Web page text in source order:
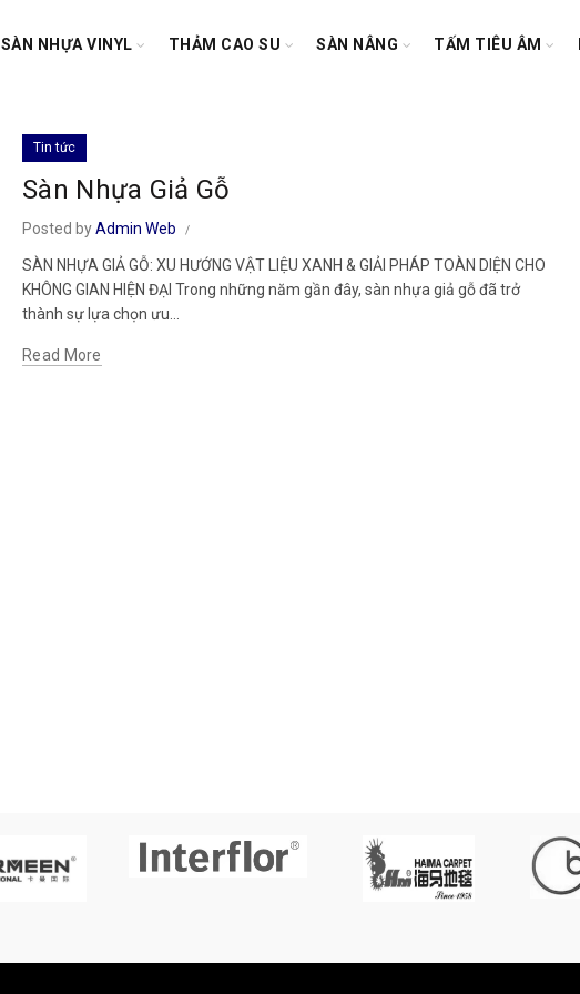
SÀN NHỰA VINYL THẢM CAO SU SÀN NÂNG TẤM TIÊU ÂM
Tin tức
Sàn Nhựa Giả Gỗ
Posted byAdmin Web
SÀN NHỰA GIẢ GỖ: XU HƯỚNG VẬT LIỆU XANH & GIẢI PHÁP TOÀN DIỆN CHO
KHÔNG GIAN HIỆN ĐẠI Trong những năm gần đây, sàn nhựa giả gỗ đã trở
thành sự lựa chọn ưu...
Read More